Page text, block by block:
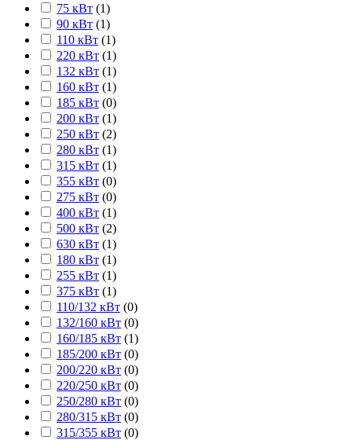
75 кВт (1)
90 кВт (1)
110 кВт (1)
220 кВт (1)
132 кВт (1)
160 кВт (1)
185 кВт (0)
200 кВт (1)
250 кВт (2)
280 кВт (1)
315 кВт (1)
355 кВт (0)
275 кВт (0)
400 кВт (1)
500 кВт (2)
630 кВт (1)
180 кВт (1)
255 кВт (1)
375 кВт (1)
110/132 кВт (0)
132/160 кВт (0)
160/185 кВт (1)
185/200 кВт (0)
200/220 кВт (0)
220/250 кВт (0)
250/280 кВт (0)
280/315 кВт (0)
315/355 кВт (0)